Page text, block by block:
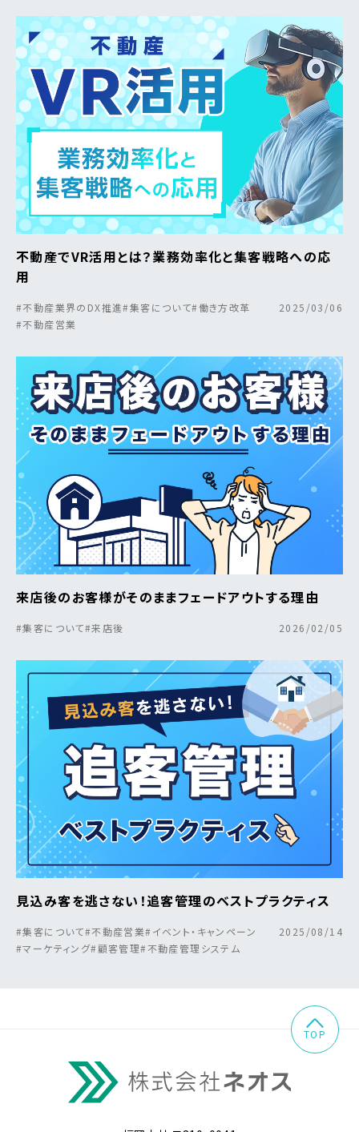
不動産でVR活用とは？業務効率化と集客戦略への応
用
#不動産業界のDX推進#集客について#働き方改革
#不動産営業
2025/03/06
来店後のお客様がそのままフェードアウトする理由
#集客について#来店後 2026/02/05
見込み客を逃さない！追客管理のベストプラクティス
#集客について#不動産営業#イベント・キャンペーン
#マーケティング#顧客管理#不動産管理システム
2025/08/14
TOP